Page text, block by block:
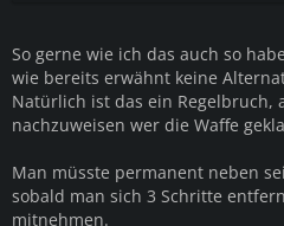
So gerne wie ich das auch so
wie bereits erwähnt keine
Natürlich ist das ein Regelbruch,
nachzuweisen wer die Waffe
Man müsste permanent neben
sobald man sich 3 Schritte
mitnehmen.